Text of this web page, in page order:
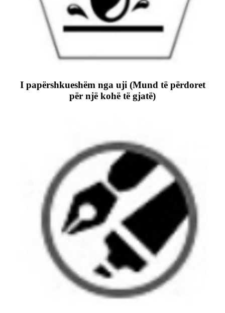
I papërshkueshëm nga uji (Mund të përdoret
për një kohë të gjatë)